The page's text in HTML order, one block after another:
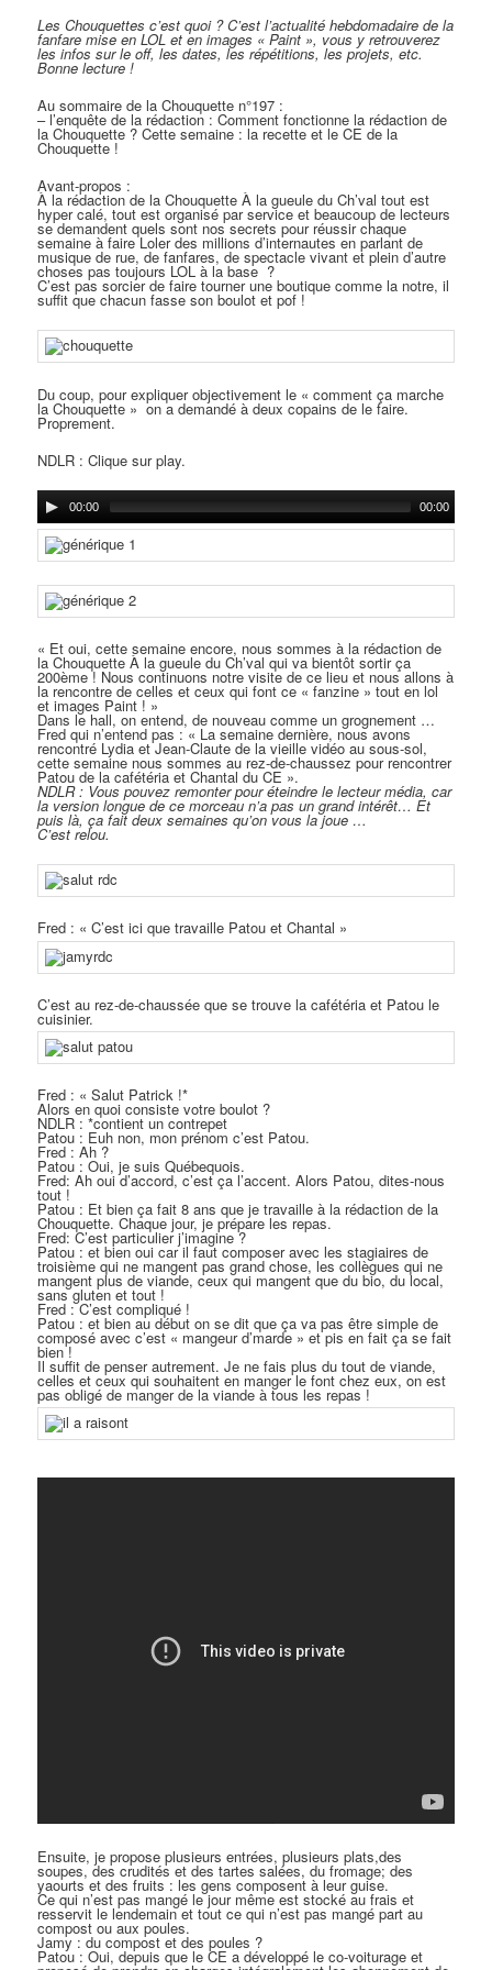
Les Chouquettes c’est quoi ? C’est l’actualité hebdomadaire de la
fanfare mise en LOL et en images « Paint », vous y retrouverez
les infos sur le off, les dates, les répétitions, les projets, etc.
Bonne lecture !
Au sommaire de la Chouquette n°197 :
– l’enquête de la rédaction : Comment fonctionne la rédaction de
la Chouquette ? Cette semaine : la recette et le CE de la
Chouquette !
Avant-propos :
À la rédaction de la Chouquette À la gueule du Ch’val tout est
hyper calé, tout est organisé par service et beaucoup de lecteurs
se demandent quels sont nos secrets pour réussir chaque
semaine à faire Loler des millions d’internautes en parlant de
musique de rue, de fanfares, de spectacle vivant et plein d’autre
choses pas toujours LOL à la base ?
C’est pas sorcier de faire tourner une boutique comme la notre, il
suffit que chacun fasse son boulot et pof !
Du coup, pour expliquer objectivement le « comment ça marche
la Chouquette » on a demandé à deux copains de le faire.
Proprement.
NDLR : Clique sur play.
00:00 00:00
« Et oui, cette semaine encore, nous sommes à la rédaction de
la Chouquette À la gueule du Ch’val qui va bientôt sortir ça
200ème ! Nous continuons notre visite de ce lieu et nous allons à
la rencontre de celles et ceux qui font ce « fanzine » tout en lol
et images Paint ! »
Dans le hall, on entend, de nouveau comme un grognement …
Fred qui n’entend pas : « La semaine dernière, nous avons
rencontré Lydia et Jean-Claute de la vieille vidéo au sous-sol,
cette semaine nous sommes au rez-de-chaussez pour rencontrer
Patou de la cafétéria et Chantal du CE ».
NDLR : Vous pouvez remonter pour éteindre le lecteur média, car
la version longue de ce morceau n’a pas un grand intérêt… Et
puis là, ça fait deux semaines qu’on vous la joue …
C’est relou.
Fred : « C’est ici que travaille Patou et Chantal »
C’est au rez-de-chaussée que se trouve la cafétéria et Patou le
cuisinier.
Fred : « Salut Patrick !*
Alors en quoi consiste votre boulot ?
NDLR : *contient un contrepet
Patou : Euh non, mon prénom c’est Patou.
Fred : Ah ?
Patou : Oui, je suis Québequois.
Fred: Ah oui d’accord, c’est ça l’accent. Alors Patou, dites-nous
tout !
Patou : Et bien ça fait 8 ans que je travaille à la rédaction de la
Chouquette. Chaque jour, je prépare les repas.
Fred: C’est particulier j’imagine ?
Patou : et bien oui car il faut composer avec les stagiaires de
troisième qui ne mangent pas grand chose, les collègues qui ne
mangent plus de viande, ceux qui mangent que du bio, du local,
sans gluten et tout !
Fred : C’est compliqué !
Patou : et bien au début on se dit que ça va pas être simple de
composé avec c’est « mangeur d’marde » et pis en fait ça se fait
bien !
Il suffit de penser autrement. Je ne fais plus du tout de viande,
celles et ceux qui souhaitent en manger le font chez eux, on est
pas obligé de manger de la viande à tous les repas !
Ensuite, je propose plusieurs entrées, plusieurs plats,des
soupes, des crudités et des tartes salées, du fromage; des
yaourts et des fruits : les gens composent à leur guise.
Ce qui n’est pas mangé le jour même est stocké au frais et
resservit le lendemain et tout ce qui n’est pas mangé part au
compost ou aux poules.
Jamy : du compost et des poules ?
Patou : Oui, depuis que le CE a développé le co-voiturage et